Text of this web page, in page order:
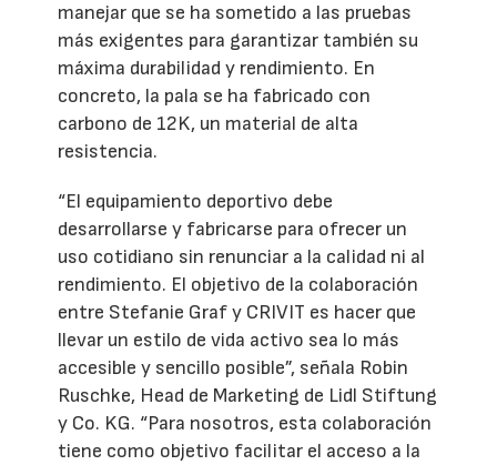
manejar que se ha sometido a las pruebas
más exigentes para garantizar también su
máxima durabilidad y rendimiento. En
concreto, la pala se ha fabricado con
carbono de 12K, un material de alta
resistencia.
“El equipamiento deportivo debe
desarrollarse y fabricarse para ofrecer un
uso cotidiano sin renunciar a la calidad ni al
rendimiento. El objetivo de la colaboración
entre Stefanie Graf y CRIVIT es hacer que
llevar un estilo de vida activo sea lo más
accesible y sencillo posible”, señala Robin
Ruschke, Head de Marketing de Lidl Stiftung
y Co. KG. “Para nosotros, esta colaboración
tiene como objetivo facilitar el acceso a la